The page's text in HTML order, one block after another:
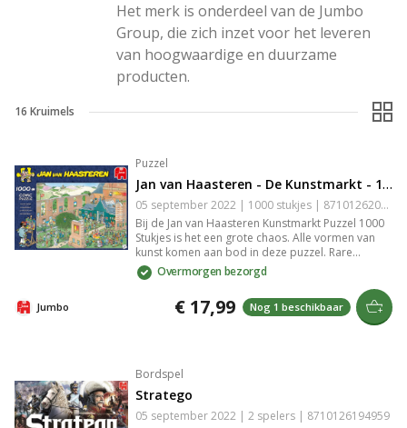
Het merk is onderdeel van de Jumbo
Group, die zich inzet voor het leveren
van hoogwaardige en duurzame
producten.
16 Kruimels
Puzzel
Jan van Haasteren - De Kunstmarkt - 1000 Stukjes
05 september 2022 | 1000 stukjes | 8710126200223
Bij de Jan van Haasteren Kunstmarkt Puzzel 1000
Stukjes is het een grote chaos. Alle vormen van
kunst komen aan bod in deze puzzel. Rare
beelden, grote en kleine schilderijen, elke keer
dat je kijkt ontdek je weer iets nieuws. Om het
grote schilderspalet kan echt niemand heen. De
Kunstmarkt legpuzzel van Jan van Haasteren met
meer grappige details en taferelen tegen. Jan van
Haasteren heeft ook deze keer weer laten zien
dat humor op een prachtige manier kan worden
verwerkt in een puzzel.
Overmorgen bezorgd
Jumbo € 17,99 Nog 1 beschikbaar
Bordspel
Stratego
05 september 2022 | 2 spelers | 8710126194959